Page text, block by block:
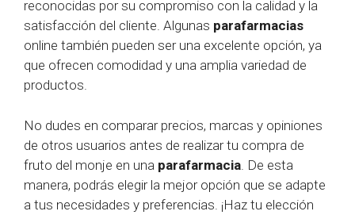
reconocidas por su compromiso con la calidad y la
satisfacción del cliente. Algunas parafarmacias
online también pueden ser una excelente opción, ya
que ofrecen comodidad y una amplia variedad de
productos.
No dudes en comparar precios, marcas y opiniones
de otros usuarios antes de realizar tu compra de
fruto del monje en una parafarmacia . De esta
manera, podrás elegir la mejor opción que se adapte
a tus necesidades y preferencias. ¡Haz tu elección